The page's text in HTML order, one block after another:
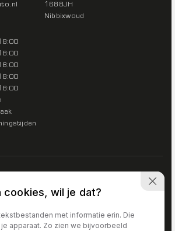
1688JH
Nibbixwoud
cookies, wil je dat?
met informatie erin. Die
apparaat. Zo zien we bijvoorbeeld